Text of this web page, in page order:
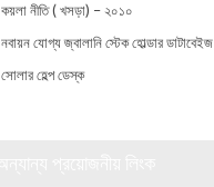
কয়লা নীতি ( খসড়া) – ২০১০
নবায়ন যোগ্য জ্বালানি স্টেক হোল্ডার ডাটাবেইজ
সোলার হেল্প ডেস্ক